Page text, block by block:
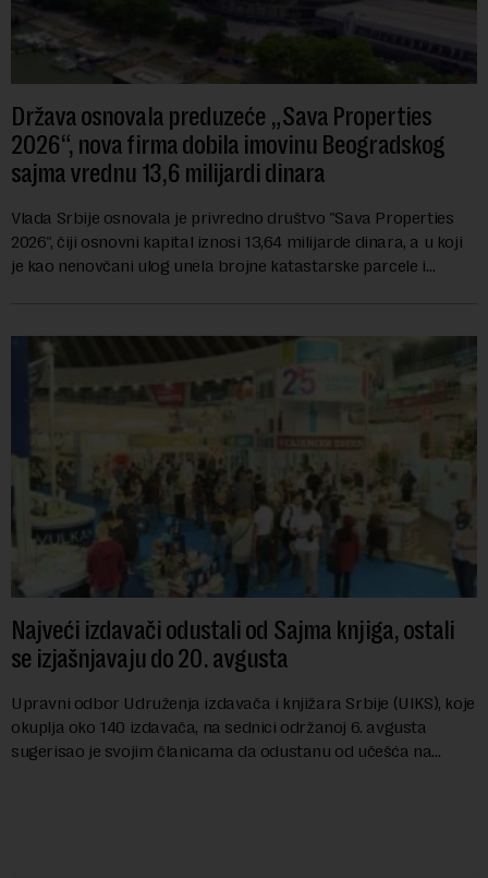
Država osnovala preduzeće „Sava Properties
2026“, nova firma dobila imovinu Beogradskog
sajma vrednu 13,6 milijardi dinara
Vlada Srbije osnovala je privredno društvo "Sava Properties
2026", čiji osnovni kapital iznosi 13,64 milijarde dinara, a u koji
je kao nenovčani ulog unela brojne katastarske parcele i
Najveći izdavači odustali od Sajma knjiga, ostali
se izjašnjavaju do 20. avgusta
Upravni odbor Udruženja izdavača i knjižara Srbije (UIKS), koje
okuplja oko 140 izdavača, na sednici održanoj 6. avgusta
sugerisao je svojim članicama da odustanu od učešća na